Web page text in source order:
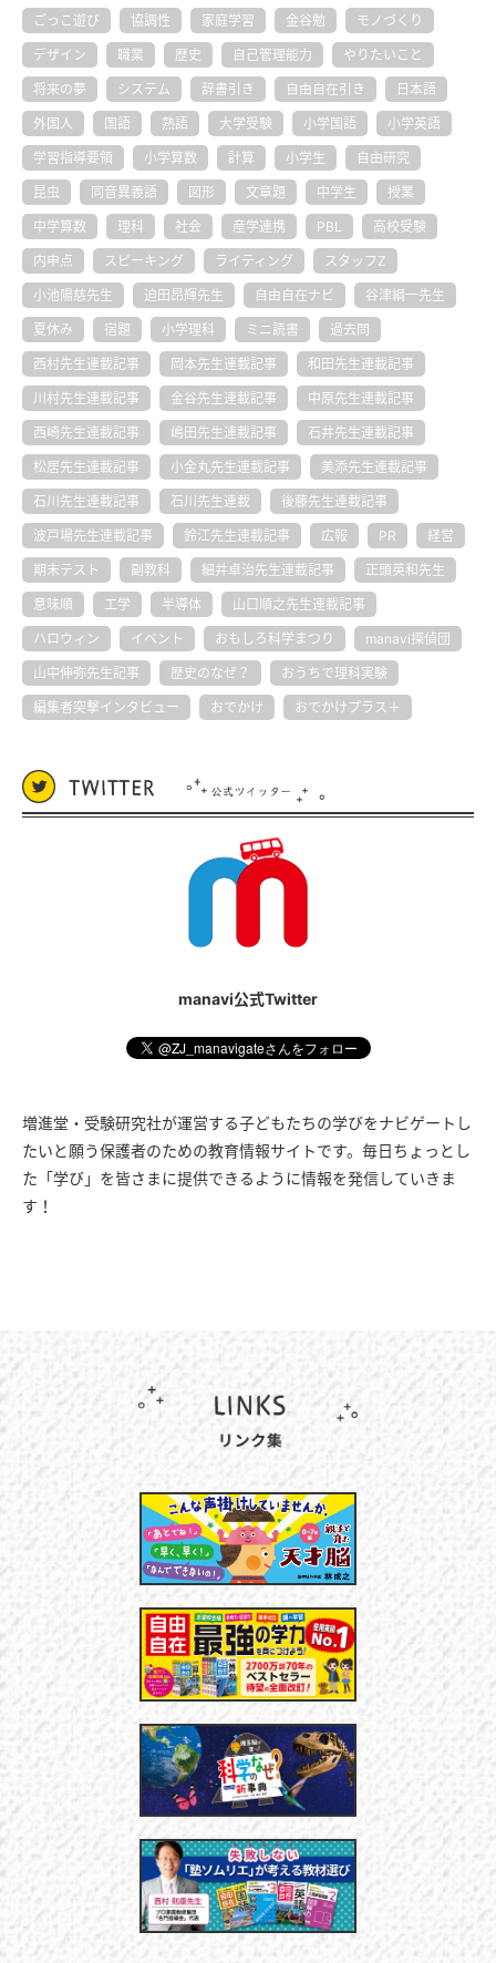
ごっこ遊び 協調性 家庭学習 金谷勉 モノづくり
デザイン 職業 歴史 自己管理能力 やりたいこと
将来の夢 システム 辞書引き 自由自在引き 日本語
外国人 国語 熟語 大学受験 小学国語 小学英語
学習指導要領 小学算数 計算 小学生 自由研究
昆虫 同音異義語 図形 文章題 中学生 授業
中学算数 理科 社会 産学連携 PBL 高校受験
内申点 スピーキング ライティング スタッフZ
小池陽慈先生 迫田昂輝先生 自由自在ナビ 谷津綱一先生
夏休み 宿題 小学理科 ミニ読書 過去問
西村先生連載記事 岡本先生連載記事 和田先生連載記事
川村先生連載記事 金谷先生連載記事 中原先生連載記事
西崎先生連載記事 嶋田先生連載記事 石井先生連載記事
松居先生連載記事 小金丸先生連載記事 美添先生連載記事
石川先生連載記事 石川先生連載 後藤先生連載記事
波戸場先生連載記事 鈴江先生連載記事 広報 PR 経営
期末テスト 副教科 細井卓治先生連載記事 正頭英和先生
意味順 工学 半導体 山口順之先生連載記事
ハロウィン イベント おもしろ科学まつり manavi探偵団
山中伸弥先生記事 歴史のなぜ？ おうちで理科実験
編集者突撃インタビュー おでかけ おでかけプラス＋
manavi公式Twitter
増進堂・受験研究社が運営する子どもたちの学びをナビゲートし
たいと願う保護者のための教育情報サイトです。毎日ちょっとし
た「学び」を皆さまに提供できるように情報を発信していきま
す！